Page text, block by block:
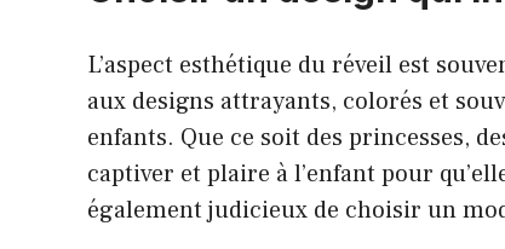
L’aspect esthétique du réveil est
aux designs attrayants, colorés et
enfants. Que ce soit des princesses,
captiver et plaire à l’enfant pour
également judicieux de choisir un